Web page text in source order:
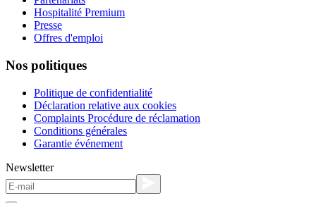
Hospitalité Premium
Presse
Offres d'emploi
Nos politiques
Politique de confidentialité
Déclaration relative aux cookies
Complaints Procédure de réclamation
Conditions générales
Garantie événement
Newsletter